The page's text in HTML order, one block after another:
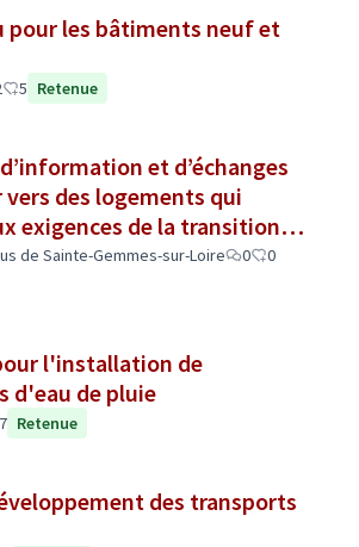
pour les bâtiments neuf et
5 Retenue
et d’échanges
des logements qui
exigences de la transition
de Sainte-Gemmes-sur-Loire 0
0
l'installation de
d'eau de pluie
7 Retenue
des transports